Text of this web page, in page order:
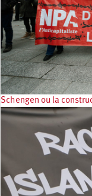
Schengen ou la